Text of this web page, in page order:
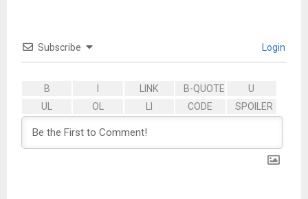
Subscribe Login